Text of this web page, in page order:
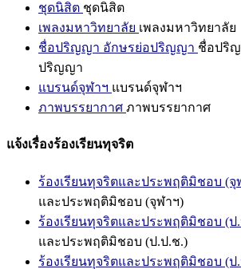
ชุดนิสิต ชุดนิสิต
เพลงมหาวิทยาลัย เพลงมหาวิทยาลัย
ชื่อปริญญา อักษรย่อปริญญา ชื่อปริ
ปริญญา
แบรนด์จุฬาฯ แบรนด์จุฬาฯ
ภาพบรรยากาศ ภาพบรรยากาศ
แจ้งเรื่องร้องเรียนทุจริต
ร้องเรียนทุจริตและประพฤติมิชอบ (จุ
และประพฤติมิชอบ (จุฬาฯ)
ร้องเรียนทุจริตและประพฤติมิชอบ (ป
และประพฤติมิชอบ (ป.ป.ช.)
ร้องเรียนทุจริตและประพฤติมิชอบ (ป